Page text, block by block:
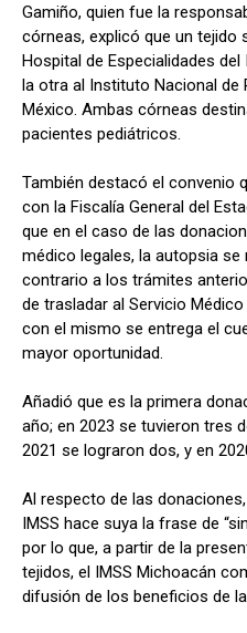
Gamiño, quien fue la
córneas, explicó que un tejido
Hospital de Especialidades del
la otra al Instituto Nacional de
México. Ambas córneas
pacientes pediátricos.
También destacó el convenio
con la Fiscalía General del
que en el caso de las
médico legales, la autopsia
contrario a los trámites
de trasladar al Servicio
con el mismo se entrega el
mayor oportunidad.
Añadió que es la primera
año; en 2023 se tuvieron tres
2021 se lograron dos, y en
Al respecto de las
IMSS hace suya la frase de
por lo que, a partir de la
tejidos, el IMSS Michoacán
difusión de los beneficios de